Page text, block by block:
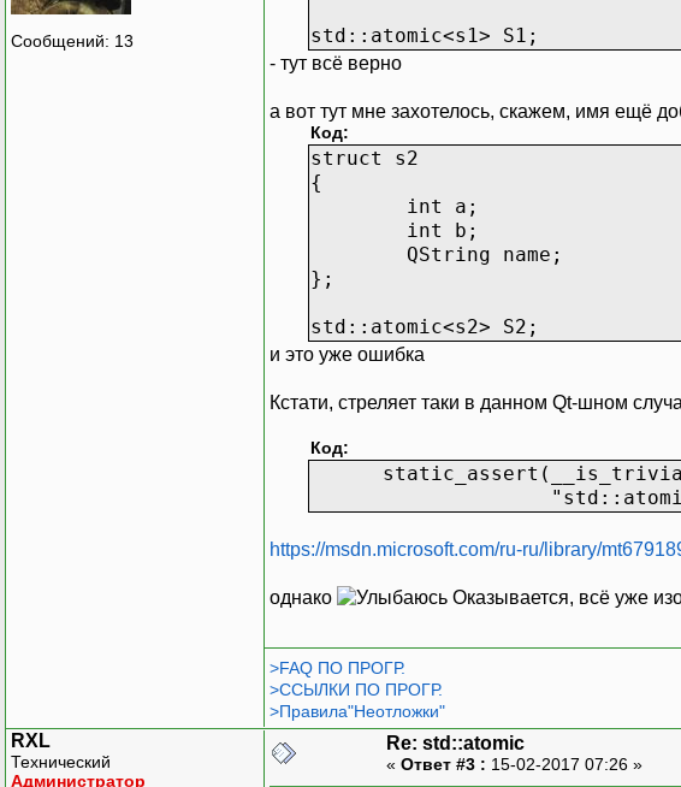
Сообщений: 13 std::atomic<s1> S1;
- тут всё верно
а вот тут мне захотелось, скажем, имя ещё
Код:
struct s2
{
int a;
int b;
QString name;
};
std::atomic<s2> S2;
и это уже ошибка
Кстати, стреляет таки в данном Qt-шном
Код:
"std::atomic
https://msdn.microsoft.com/ru-ru/library/
однако Оказывается, всё уже
>FAQ ПО ПРОГР.
>ССЫЛКИ ПО ПРОГР.
>Правила"Неотложки"
RXL
Технический
Администратор
Re: std::atomic
« Ответ #3 : 15-02-2017 07:26 »